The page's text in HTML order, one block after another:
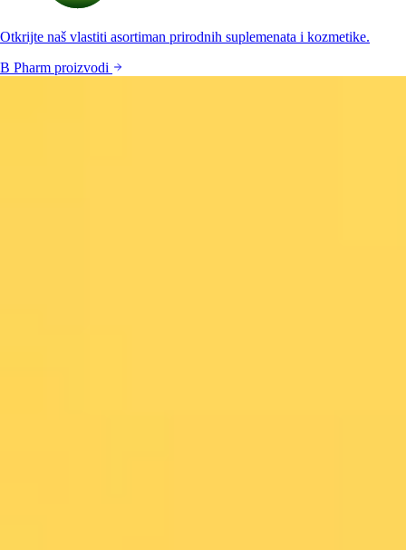
Otkrijte naš vlastiti asortiman prirodnih suplemenata i kozmetike.
B Pharm proizvodi